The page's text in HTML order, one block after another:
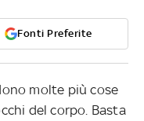
Fonti Preferite
molte più cose
del corpo. Basta